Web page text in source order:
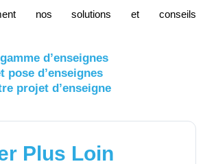
nos solutions et conseils
d’enseignes
pose d’enseignes
projet d’enseigne
Plus Loin